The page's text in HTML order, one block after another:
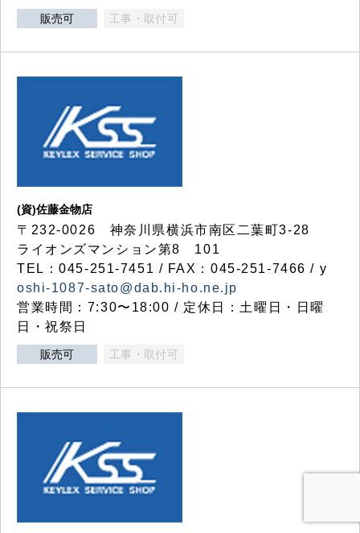
販売可 工事・取付可
(資)佐藤金物店
〒232-0026 神奈川県横浜市南区二葉町3-28
ライオンズマンション第8 101
TEL：045-251-7451 / FAX：045-251-7466 / y
oshi-1087-sato@dab.hi-ho.ne.jp
営業時間：7:30〜18:00 / 定休日：土曜日・日曜
日・祝祭日
販売可 工事・取付可